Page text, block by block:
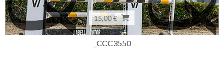
15,00 €
_CCC3550